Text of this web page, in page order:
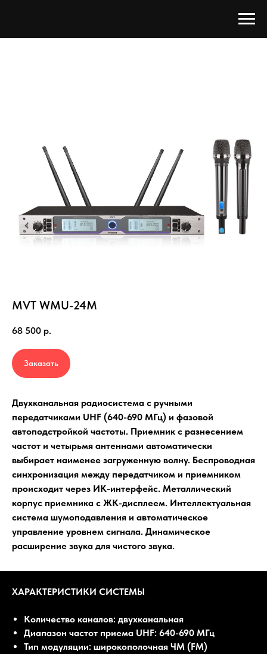
MVT WMU-24M
68 500 р.
Заказать
Двухканальная радиосистема с ручными
передатчиками UHF (640-690 МГц) и фазовой
автоподстройкой частоты. Приемник с разнесением
частот и четырьмя антеннами автоматически
выбирает наименее загруженную волну. Беспроводная
синхронизация между передатчиком и приемником
происходит через ИК-интерфейс. Металлический
корпус приемника с ЖК-дисплеем. Интеллектуальная
система шумоподавления и автоматическое
управление уровнем сигнала. Динамическое
расширение звука для чистого звука.
ХАРАКТЕРИСТИКИ СИСТЕМЫ
Количество каналов: двухканальная
Диапазон частот приема UHF: 640-690 МГц
Тип модуляции: широкополочная ЧМ (FM)